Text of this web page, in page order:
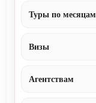
Туры по месяцам
Визы
Агентствам